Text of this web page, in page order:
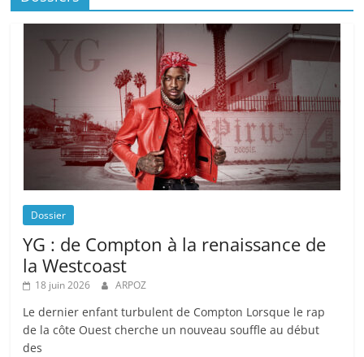
Dossier
YG : de Compton à la renaissance de
la Westcoast
18 juin 2026 ARPOZ
Le dernier enfant turbulent de Compton Lorsque le rap
de la côte Ouest cherche un nouveau souffle au début
des